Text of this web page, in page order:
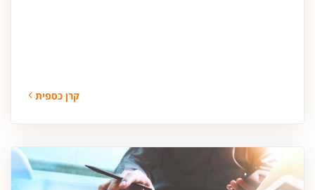
קרן כספית